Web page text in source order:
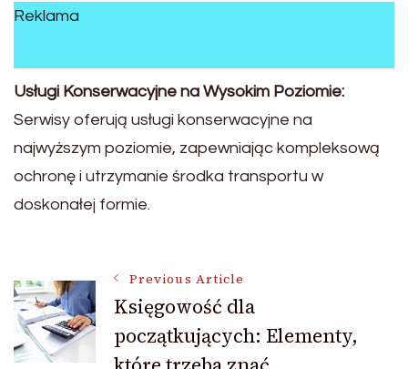
Reklama
Usługi Konserwacyjne na Wysokim Poziomie:
Serwisy oferują usługi konserwacyjne na
najwyższym poziomie, zapewniając kompleksową
ochronę i utrzymanie środka transportu w
doskonałej formie.
Post
Navigation
Previous Article
Księgowość dla
początkujących: Elementy,